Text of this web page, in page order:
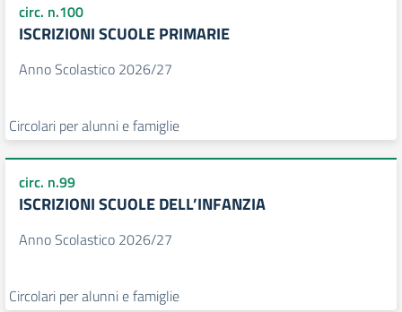
circ. n.100
ISCRIZIONI SCUOLE PRIMARIE
Anno Scolastico 2026/27
Circolari per alunni e famiglie
circ. n.99
ISCRIZIONI SCUOLE DELL’INFANZIA
Anno Scolastico 2026/27
Circolari per alunni e famiglie